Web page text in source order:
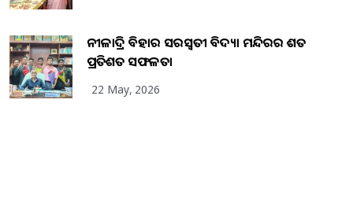
ନୀଳାଦ୍ରି ବିହାର ସରସ୍ୱତୀ ବିଦ୍ୟା ମନ୍ଦିରର ଶତ
ପ୍ରତିଶତ ସଫଳତା
22 May, 2026